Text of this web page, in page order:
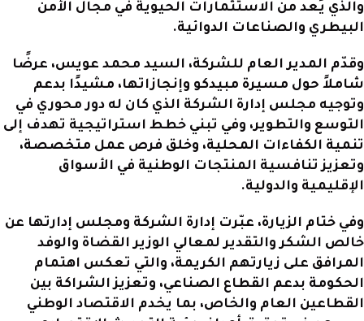
والذي يُعد من الاستثمارات الحيوية في مجال الأمن
البيطري والصناعات الدوائية.
وقدّم المدير العام للشركة، السيد محمد عويس، عرضًا
شاملاً حول مسيرة مبيدكو وإنجازاتها، مشيدًا بدعم
وتوجيه مجلس إدارة الشركة الذي كان له دور محوري في
التوسع والتطوير، وفي تبني خطط استراتيجية تهدف إلى
تنمية الكفاءات المحلية، وخلق فرص عمل متخصصة،
وتعزيز تنافسية المنتجات الوطنية في الأسواق
الإقليمية والدولية.
وفي ختام الزيارة، عبّرت إدارة الشركة ومجلس إدارتها عن
خالص الشكر والتقدير لمعالي الوزير القضاة والوفد
المرافق على زيارتهم الكريمة، والتي تعكس اهتمام
الحكومة بدعم القطاع الصناعي، وتعزيز الشراكة بين
القطاعين العام والخاص، بما يخدم الاقتصاد الوطني